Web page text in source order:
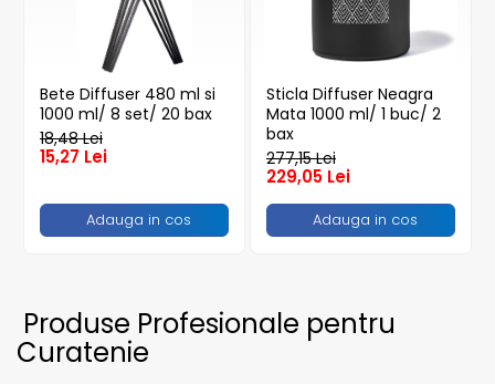
Articole pentru Cofetarii si
Gelaterii
Chese
Cupe Desert
Cutii Prajituri
Discuri Tort
Forme de Copt
Hartie Dantelata
Bete Diffuser 480 ml si
1000 ml/ 8 set/ 20 bax
18,48 Lei
15,27 Lei
Adauga in cos
Sticla Diffuser Neagra
Mata 1000 ml/ 1 buc/ 2
bax
277,15 Lei
229,05 Lei
Adauga in cos
Produse Profesionale pentru
Curatenie